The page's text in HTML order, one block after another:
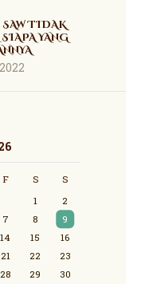
SAW TIDAK
YANG
F S
S
1
2
7 8
9
14 15
16
21 22
23
28 29
30